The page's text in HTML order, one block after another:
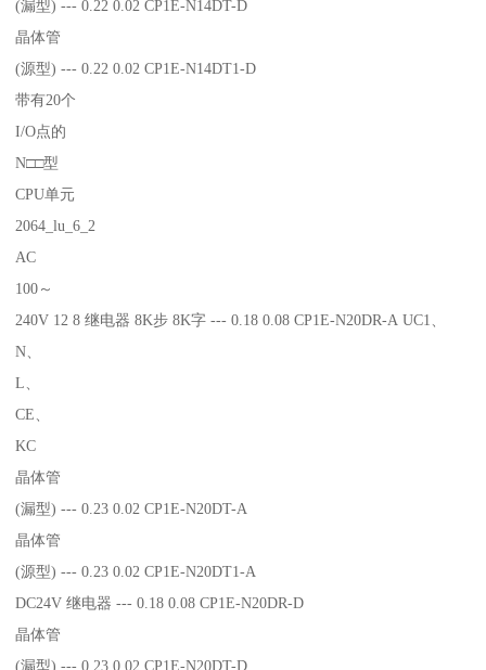
(漏型) --- 0.22 0.02 CP1E-N14DT-D
晶体管
(源型) --- 0.22 0.02 CP1E-N14DT1-D
带有20个
I/O点的
N□□型
CPU单元
2064_lu_6_2
AC
100～
240V 12 8 继电器 8K步 8K字 --- 0.18 0.08 CP1E-N20DR-A UC1、
N、
L、
CE、
KC
晶体管
(漏型) --- 0.23 0.02 CP1E-N20DT-A
晶体管
(源型) --- 0.23 0.02 CP1E-N20DT1-A
DC24V 继电器 --- 0.18 0.08 CP1E-N20DR-D
晶体管
(漏型) --- 0.23 0.02 CP1E-N20DT-D